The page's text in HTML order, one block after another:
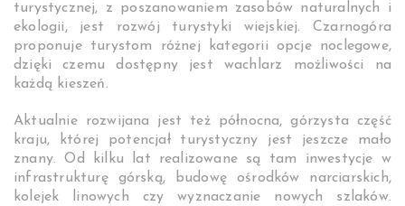
turystycznej, z poszanowaniem zasobów naturalnych i
ekologii, jest rozwój turystyki wiejskiej. Czarnogóra
proponuje turystom różnej kategorii opcje noclegowe,
dzięki czemu dostępny jest wachlarz możliwości na
każdą kieszeń.
Aktualnie rozwijana jest też północna, górzysta część
kraju, której potencjał turystyczny jest jeszcze mało
znany. Od kilku lat realizowane są tam inwestycje w
infrastrukturę górską, budowę ośrodków narciarskich,
kolejek linowych czy wyznaczanie nowych szlaków.